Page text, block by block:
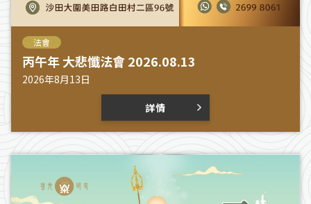
法會
丙午年 大悲懺法會 2026.08.13
2026年8月13日
詳情